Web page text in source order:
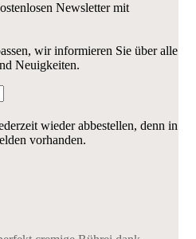
Newsletter mit
wir informieren Sie über alle
Neuigkeiten.
wieder abbestellen, denn in
vorhanden.